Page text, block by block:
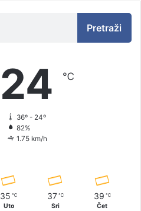
Pretraži
24 ℃
36º - 24º
82%
1.75 km/h
35 ℃
Uto
37 ℃
Sri
39 ℃
Čet